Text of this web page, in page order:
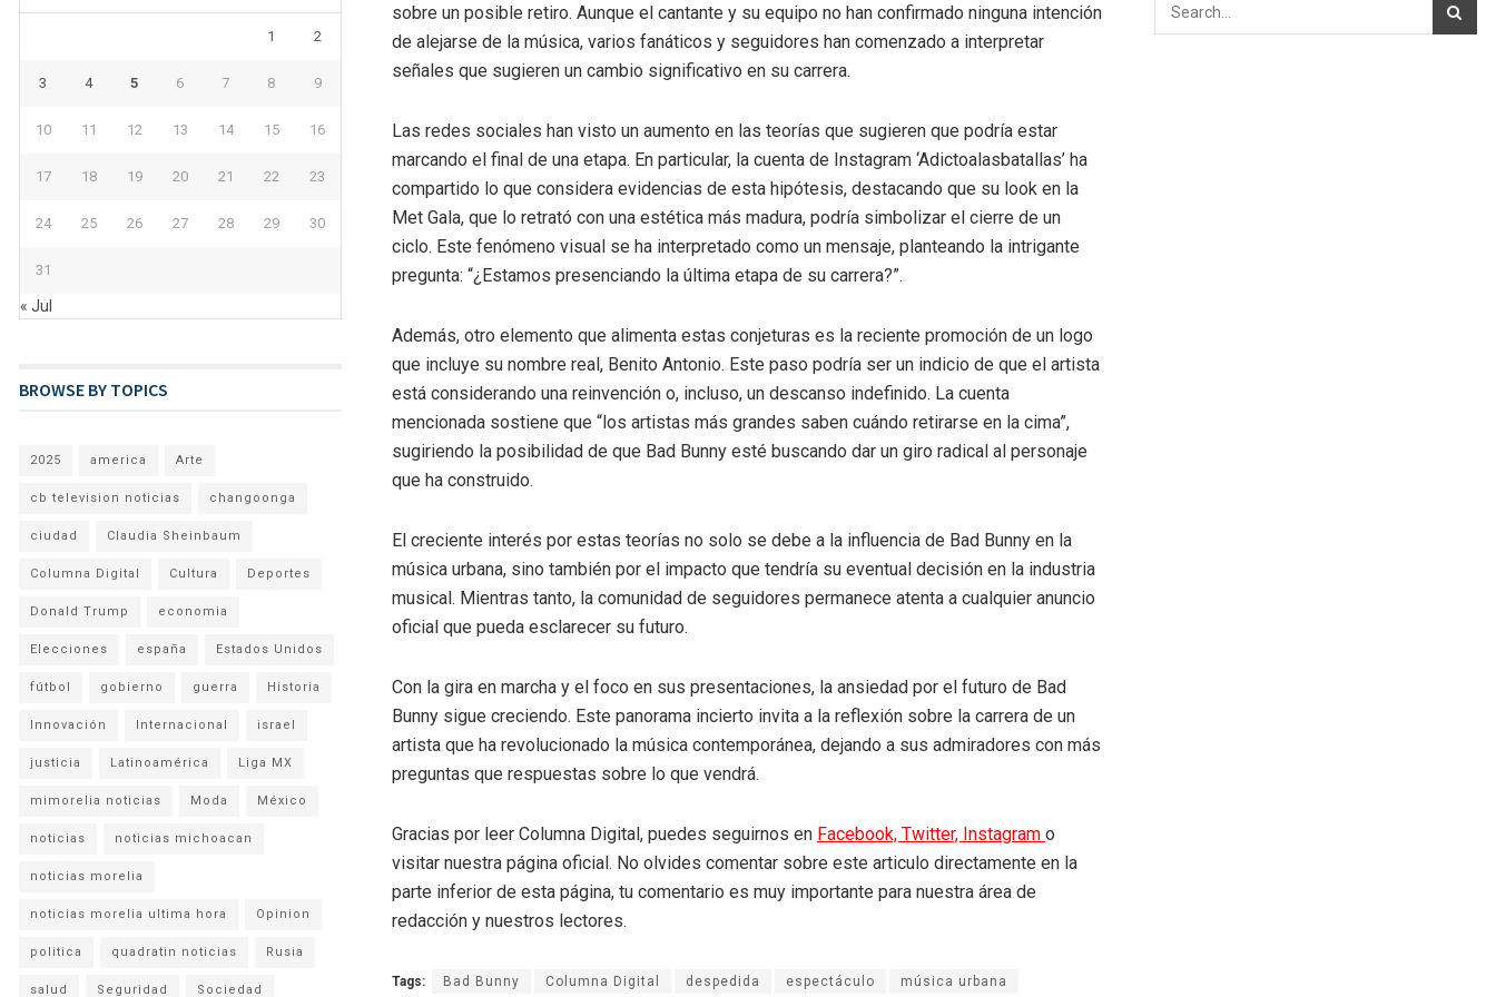
sobre un posible retiro. Aunque el cantante y su equipo no han confirmado ninguna intención
de alejarse de la música, varios fanáticos y seguidores han comenzado a interpretar
señales que sugieren un cambio significativo en su carrera.
Las redes sociales han visto un aumento en las teorías que sugieren que podría estar
marcando el final de una etapa. En particular, la cuenta de Instagram ‘Adictoalasbatallas’ ha
compartido lo que considera evidencias de esta hipótesis, destacando que su look en la
Met Gala, que lo retrató con una estética más madura, podría simbolizar el cierre de un
ciclo. Este fenómeno visual se ha interpretado como un mensaje, planteando la intrigante
pregunta: “¿Estamos presenciando la última etapa de su carrera?”.
Además, otro elemento que alimenta estas conjeturas es la reciente promoción de un logo
que incluye su nombre real, Benito Antonio. Este paso podría ser un indicio de que el artista
está considerando una reinvención o, incluso, un descanso indefinido. La cuenta
mencionada sostiene que “los artistas más grandes saben cuándo retirarse en la cima”,
sugiriendo la posibilidad de que Bad Bunny esté buscando dar un giro radical al personaje
que ha construido.
El creciente interés por estas teorías no solo se debe a la influencia de Bad Bunny en la
música urbana, sino también por el impacto que tendría su eventual decisión en la industria
musical. Mientras tanto, la comunidad de seguidores permanece atenta a cualquier anuncio
oficial que pueda esclarecer su futuro.
Con la gira en marcha y el foco en sus presentaciones, la ansiedad por el futuro de Bad
Bunny sigue creciendo. Este panorama incierto invita a la reflexión sobre la carrera de un
artista que ha revolucionado la música contemporánea, dejando a sus admiradores con más
preguntas que respuestas sobre lo que vendrá.
Gracias por leer Columna Digital, puedes seguirnos en Facebook, Twitter, Instagram o
visitar nuestra página oficial. No olvides comentar sobre este articulo directamente en la
parte inferior de esta página, tu comentario es muy importante para nuestra área de
redacción y nuestros lectores.
Tags: Bad Bunny Columna Digital despedida espectáculo música urbana
1 2
3 4 5 6 7 8 9
10 11 12 13 14 15 16
17 18 19 20 21 22 23
24 25 26 27 28 29 30
31
« Jul
BROWSE BY TOPICS
2025 america Arte
cb television noticias changoonga
ciudad Claudia Sheinbaum
Columna Digital Cultura Deportes
Donald Trump economia
Elecciones españa Estados Unidos
fútbol gobierno guerra Historia
Innovación Internacional israel
justicia Latinoamérica Liga MX
mimorelia noticias Moda México
noticias noticias michoacan
noticias morelia
noticias morelia ultima hora Opinion
politica quadratin noticias Rusia
salud Seguridad Sociedad